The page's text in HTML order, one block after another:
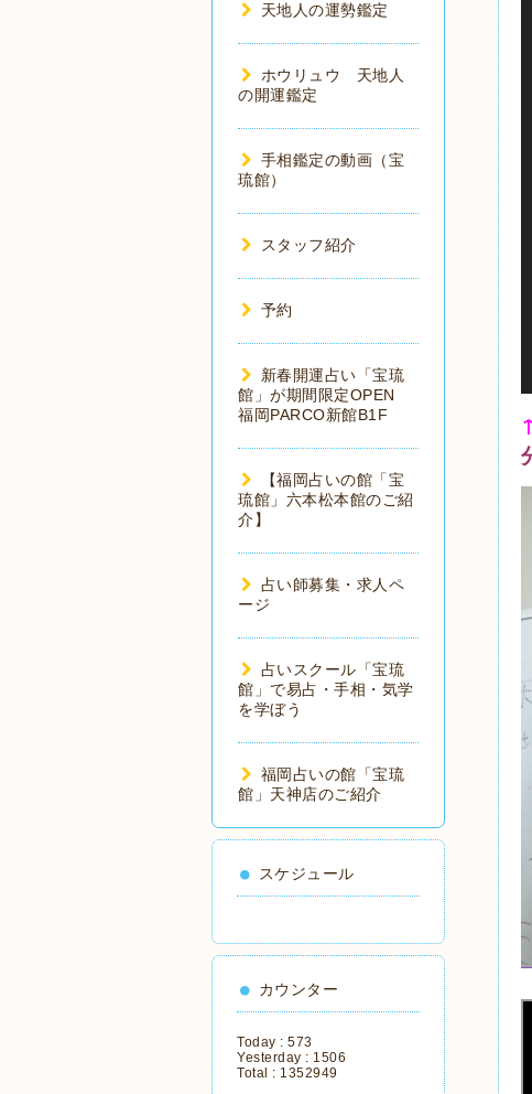
天地人の運勢鑑定
ホウリュウ 天地人
の開運鑑定
手相鑑定の動画（宝
琉館）
スタッフ紹介
予約
新春開運占い「宝琉
館」が期間限定OPEN
福岡PARCO新館B1F
【福岡占いの館「宝
琉館」六本松本館のご紹
介】
占い師募集・求人ペ
ージ
占いスクール「宝琉
館」で易占・手相・気学
を学ぼう
福岡占いの館「宝琉
館」天神店のご紹介
スケジュール
カウンター
Today : 573
Yesterday : 1506
Total : 1352949